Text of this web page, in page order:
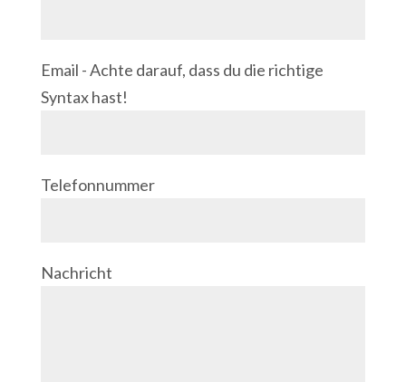
Email - Achte darauf, dass du die richtige
Syntax hast!
Telefonnummer
Nachricht